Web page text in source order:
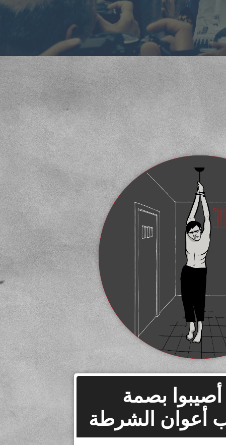
بصمة
أعوان الشرطة